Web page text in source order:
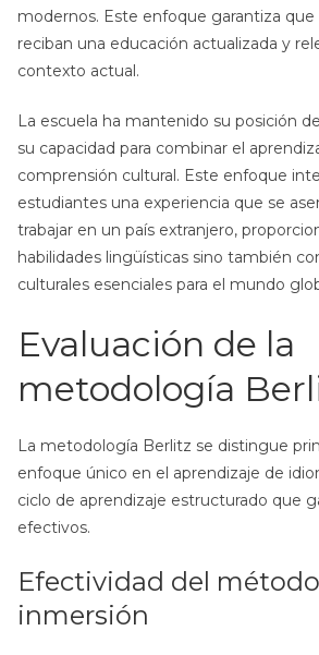
modernos. Este enfoque garantiza
reciban una educación actualizada y
contexto actual.
La escuela ha mantenido su posición
su capacidad para combinar el
comprensión cultural. Este enfoque
estudiantes una experiencia que se
trabajar en un país extranjero,
habilidades lingüísticas sino también
culturales esenciales para el mundo
Evaluación de la
metodología
La metodología Berlitz se distingue
enfoque único en el aprendizaje de
ciclo de aprendizaje estructurado que
efectivos.
Efectividad del
inmersión